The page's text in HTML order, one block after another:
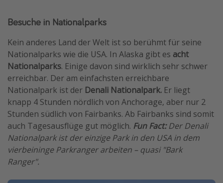
Besuche in Nationalparks
Kein anderes Land der Welt ist so berühmt für seine
Nationalparks wie die USA. In Alaska gibt es acht
Nationalparks. Einige davon sind wirklich sehr schwer
erreichbar. Der am einfachsten erreichbare
Nationalpark ist der Denali Nationalpark. Er liegt
knapp 4 Stunden nördlich von Anchorage, aber nur 2
Stunden südlich von Fairbanks. Ab Fairbanks sind somit
auch Tagesausflüge gut möglich. Fun Fact:Der Denali
Nationalpark ist der einzige Park in den USA in dem
vierbeininge Parkranger arbeiten – quasi "Bark
Ranger".